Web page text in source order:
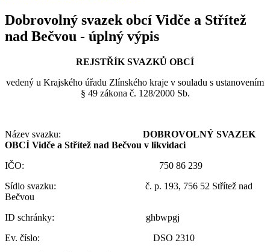
Dobrovolný svazek obcí Vidče a Střítež
nad Bečvou - úplný výpis
REJSTŘÍK SVAZKŮ OBCÍ
vedený u Krajského úřadu Zlínského kraje v souladu s ustanovením
§ 49 zákona č. 128/2000 Sb.
Název svazku: DOBROVOLNÝ SVAZEK
OBCÍ Vidče a Střítež nad Bečvou v likvidaci
IČO: 750 86 239
Sídlo svazku: č. p. 193, 756 52 Střítež nad
Bečvou
ID schránky: ghbwpgj
Ev. číslo: DSO 2310